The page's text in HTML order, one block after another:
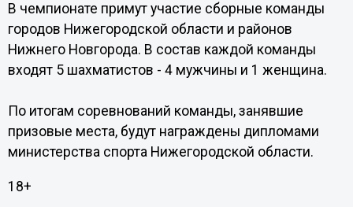
В чемпионате примут участие сборные команды
городов Нижегородской области и районов
Нижнего Новгорода. В состав каждой команды
входят 5 шахматистов - 4 мужчины и 1 женщина.
По итогам соревнований команды, занявшие
призовые места, будут награждены дипломами
министерства спорта Нижегородской области.
18+